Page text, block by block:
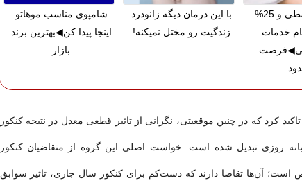
پرداخت قسطی و 25%
خدمات
با این درمان دیگه زانودرد
زندگیت رو مختل نمیکنه!
شامپوی مناسب موهاتو
اینجا پیدا کن◀بهترین برند
بازار
کرد که در چنین موقعیتی، نگرانی از تاثیر قطعی معدل در نتیجه کنکور
‌روزی تبدیل شده است. خواست اصلی این گروه از متقاضیان کنکور
آن‌ها تقاضا دارند که دست‌کم برای کنکور سال جاری، تاثیر سوابق